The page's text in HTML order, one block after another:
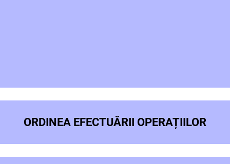
ORDINEA EFECTUĂRII OPERAȚIILOR